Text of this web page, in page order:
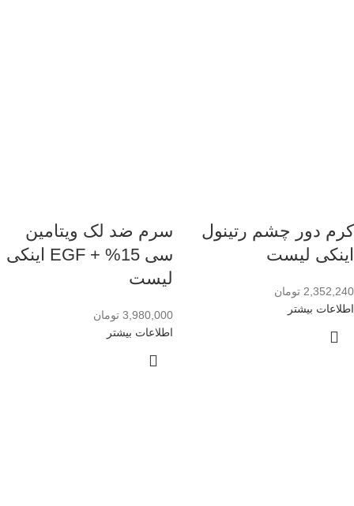
کرم دور چشم رتینول
اینکی لیست
2,352,240 تومان
اطلاعات بیشتر
سرم ضد لک ویتامین
سی 15% + EGF اینکی
لیست
3,980,000 تومان
اطلاعات بیشتر